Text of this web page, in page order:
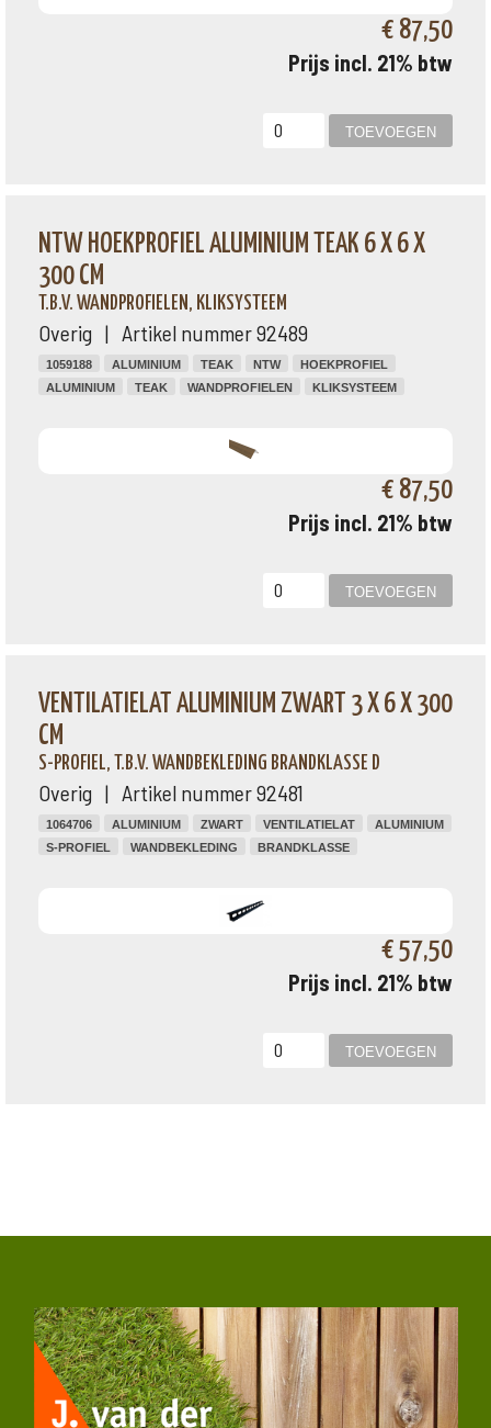
€ 87,50
Prijs incl. 21% btw
NTW HOEKPROFIEL ALUMINIUM TEAK 6 X 6 X
300 CM
T.B.V. WANDPROFIELEN, KLIKSYSTEEM
Overig | Artikel nummer 92489
1059188 ALUMINIUM TEAK NTW
HOEKPROFIEL
ALUMINIUM
TEAK WANDPROFIELEN KLIKSYSTEEM
€ 87,50
Prijs incl. 21% btw
VENTILATIELAT ALUMINIUM ZWART 3 X 6 X 300
CM
S-PROFIEL, T.B.V. WANDBEKLEDING BRANDKLASSE D
Overig | Artikel nummer 92481
1064706 ALUMINIUM ZWART VENTILATIELAT
ALUMINIUM
S-PROFIEL
WANDBEKLEDING BRANDKLASSE
€ 57,50
Prijs incl. 21% btw